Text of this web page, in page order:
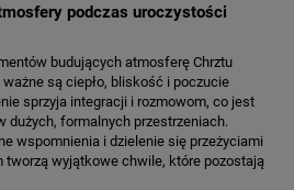
podczas uroczystości
budujących atmosferę Chrztu
są ciepło, bliskość i poczucie
sprzyja integracji i rozmowom, co jest
dużych, formalnych przestrzeniach.
wspomnienia i dzielenie się przeżyciami
tworzą wyjątkowe chwile, które pozostają